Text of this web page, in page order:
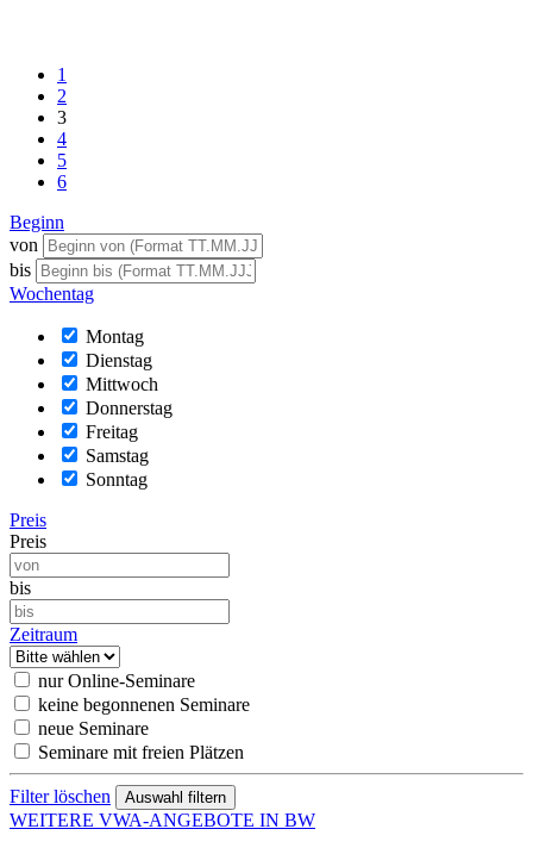
1
2
3
4
5
6
Beginn
von
bis
Wochentag
Montag
Dienstag
Mittwoch
Donnerstag
Freitag
Samstag
Sonntag
Preis
Preis
bis
Zeitraum
nur Online-Seminare
keine begonnenen Seminare
neue Seminare
Seminare mit freien Plätzen
Filter löschen
WEITERE VWA-ANGEBOTE IN BW